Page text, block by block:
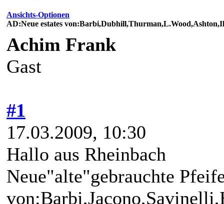
Ansichts-Optionen
AD:Neue estates
Achim Frank
Gast
#1
17.03.2009, 10:30
Hallo aus Rheinbach
Neue"alte"gebrauchte